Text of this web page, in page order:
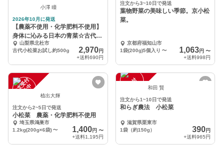
小澤 瞳
2026年10月に発送
【農薬不使用・化学肥料不使用】
身体に沁みる日本の青菜☆古代小
松菜ついに解禁！
山梨県北杜市
古代小松菜お試し約500g
2,970円
+送料690円
注文から3~10日で発送
葉物野菜の美味しい季節。京小松
菜。
京都府福知山市
1袋(200g)5個入り 〜 1,063円 〜
+送料998円
注
文
受
付
停
止
中 植出大輝
注文から2~5日で発送
小松菜 農薬・化学肥料不使用
埼玉県鴻巣市
1.2kg(200g×6袋)〜 1,400円 〜
+送料1,195円
注
文
受
付
停
止 和田 賢
注文から1~10日で発送
和らぎ農法 小松菜
滋賀県栗東市
1袋（約150g）
390円
+送料965円